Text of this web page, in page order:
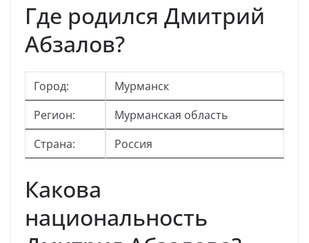
Где родился Дмитрий
Абзалов?
Город:
Мурманск
Регион:
Мурманская область
Страна:
Россия
Какова
национальность